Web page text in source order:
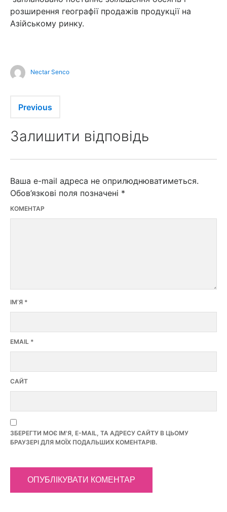
розширення географії продажів продукції на
Азійському ринку.
Nectar Senco
Previous
Залишити відповідь
Ваша e-mail адреса не оприлюднюватиметься.
Обов’язкові поля позначені *
КОМЕНТАР
ІМ’Я *
EMAIL *
САЙТ
ЗБЕРЕГТИ МОЄ ІМ'Я, E-MAIL, ТА АДРЕСУ САЙТУ В ЦЬОМУ
БРАУЗЕРІ ДЛЯ МОЇХ ПОДАЛЬШИХ КОМЕНТАРІВ.